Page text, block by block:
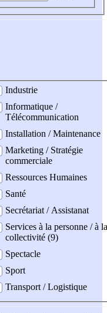
Industrie
Informatique /
Télécommunication
Installation / Maintenance
Marketing / Stratégie
commerciale
Ressources Humaines
Santé
Secrétariat / Assistanat
Services à la personne / à la
collectivité (9)
Spectacle
Sport
Transport / Logistique